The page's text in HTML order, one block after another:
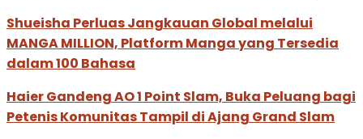
Shueisha Perluas Jangkauan Global melalui
MANGA MILLION, Platform Manga yang Tersedia
dalam 100 Bahasa
Haier Gandeng AO 1 Point Slam, Buka Peluang bagi
Petenis Komunitas Tampil di Ajang Grand Slam